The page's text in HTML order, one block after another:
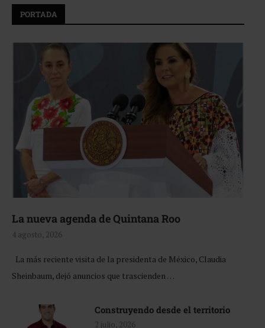
PORTADA
La nueva agenda de Quintana Roo
4 agosto, 2026
La más reciente visita de la presidenta de México, Claudia
Sheinbaum, dejó anuncios que trascienden …
Construyendo desde el territorio
2 julio, 2026